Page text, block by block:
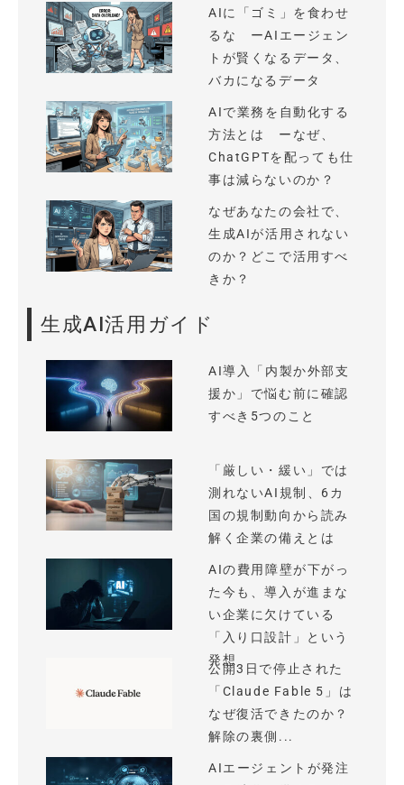
AIに「ゴミ」を食わせ
るな ーAIエージェン
トが賢くなるデータ、
バカになるデータ
AIで業務を自動化する
方法とは ーなぜ、
ChatGPTを配っても仕
事は減らないのか？
なぜあなたの会社で、
生成AIが活用されない
のか？どこで活用すべ
きか？
生成AI活用ガイド
AI導入「内製か外部支
援か」で悩む前に確認
すべき5つのこと
「厳しい・緩い」では
測れないAI規制、6カ
国の規制動向から読み
解く企業の備えとは
AIの費用障壁が下がっ
た今も、導入が進まな
い企業に欠けている
「入り口設計」という
発想
公開3日で停止された
「Claude Fable 5」は
なぜ復活できたのか？
解除の裏側...
AIエージェントが発注